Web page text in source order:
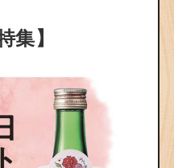
集】